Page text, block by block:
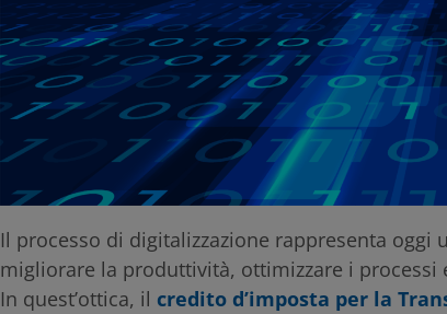
Il processo di digitalizzazione rappresenta
migliorare la produttività, ottimizzare i processi
In quest’ottica, il credito d’imposta per la